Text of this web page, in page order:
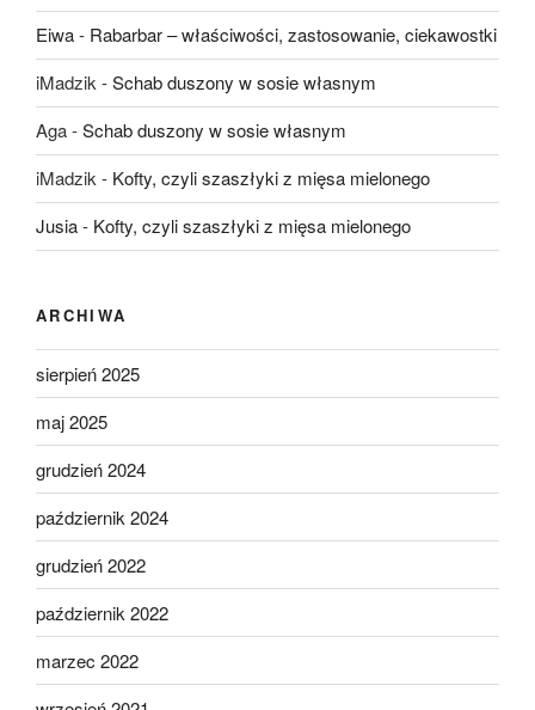
Eiwa- Rabarbar – właściwości, zastosowanie, ciekawostki
iMadzik-Schab duszony w sosie własnym
Aga-Schab duszony w sosie własnym
iMadzik- Kofty, czyli szaszłyki z mięsa mielonego
Jusia- Kofty, czyli szaszłyki z mięsa mielonego
ARCHIWA
sierpień 2025
maj 2025
grudzień 2024
październik 2024
grudzień 2022
październik 2022
marzec 2022